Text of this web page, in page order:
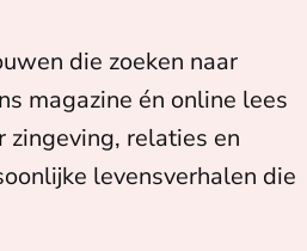
die zoeken naar
magazine én online lees
zingeving, relaties en
levensverhalen die